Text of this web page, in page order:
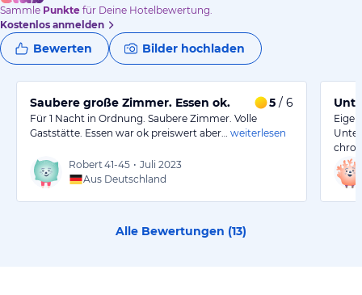
Sammle Punkte für Deine Hotelbewertung.
Kostenlos anmelden
Bewerten Bilder hochladen
Saubere große Zimmer. Essen ok. 5 / 6
Für 1 Nacht in Ordnung. Saubere Zimmer. Volle
Gaststätte. Essen war ok preiswert aber…
weiterlesen
Robert 41-45 • Juli 2023
Aus Deutschland
Alle Bewertungen (13)